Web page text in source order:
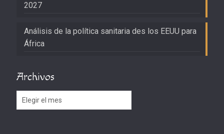
2027
Análisis de la política sanitaria des los EEUU para
África
Archivos
Archivos